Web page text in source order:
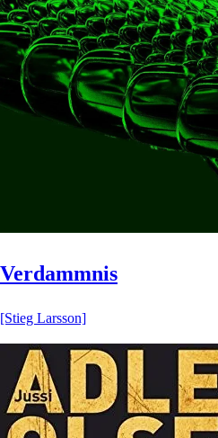
Verdammnis
[Stieg Larsson]